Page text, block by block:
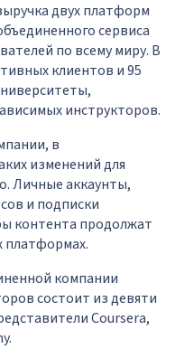
двух платформ
сервиса
по всему миру. В
клиентов и 95
инструкторов.
в
изменений для
Личные аккаунты,
и подписки
контента продолжат
платформах.
компании
состоит из девяти
Coursera,